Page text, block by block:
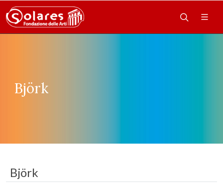
Björk
Björk